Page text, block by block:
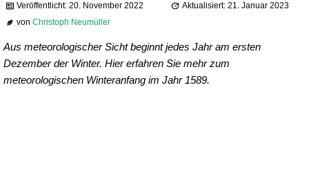
Veröffentlicht: 20. November 2022
Aktualisiert: 21. Januar 2023
vonChristoph Neumüller
Aus meteorologischer Sicht beginnt jedes Jahr am ersten
Dezember der Winter. Hier erfahren Sie mehr zum
meteorologischen Winteranfang im Jahr 1589.